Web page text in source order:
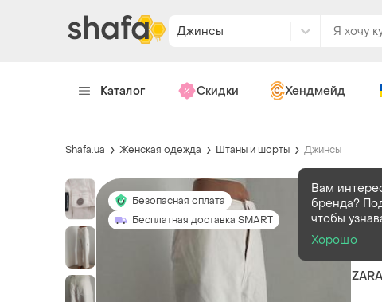
Джинсы
Каталог Скидки Хендмейд
Shafa.ua Женская одежда Штаны и шорты Джинсы
Безопасная оплата
Бесплатная доставка SMART
В
ZARA
Вам
бренда?
чтобы
Хорошо